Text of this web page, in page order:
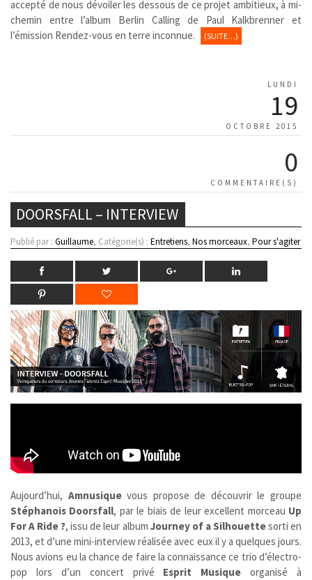
accepté de nous dévoiler les dessous de ce projet ambitieux, à mi-
chemin entre l’album Berlin Calling de Paul Kalkbrenner et
l’émission Rendez-vous en terre inconnue.
(SUITE…)
LUNDI
19
OCTOBRE 2015
0
COMMENTAIRE(S)
DOORSFALL – INTERVIEW
Publié par : Guillaume, Catégorie(s) : Entretiens, Nos morceaux, Pour s'agiter
Aujourd’hui, Amnusiquevous propose de découvrir le groupe
Stéphanois Doorsfall, par le biais de leur excellent morceau Up
For A Ride ?, issu de leur album Journey of a Silhouettesorti en
2013, et d’une mini-interview réalisée avec eux il y a quelques jours.
Nous avions eu la chance de faire la connaissance ce trio d’électro-
pop lors d’un concert privé Esprit Musique organisé à